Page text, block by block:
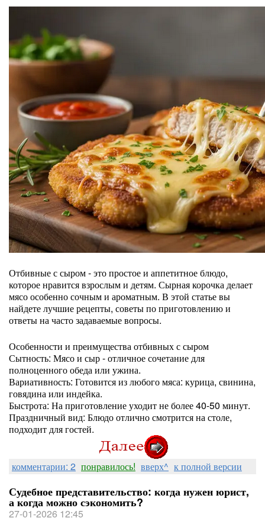
Отбивные с сыром - это простое и аппетитное блюдо,
которое нравится взрослым и детям. Сырная корочка делает
мясо особенно сочным и ароматным. В этой статье вы
найдете лучшие рецепты, советы по приготовлению и
ответы на часто задаваемые вопросы.
Особенности и преимущества отбивных с сыром
Сытность: Мясо и сыр - отличное сочетание для
полноценного обеда или ужина.
Вариативность: Готовится из любого мяса: курица, свинина,
говядина или индейка.
Быстрота: На приготовление уходит не более 40-50 минут.
Праздничный вид: Блюдо отлично смотрится на столе,
подходит для гостей.
комментарии: 2 понравилось! вверх^ к полной версии
Судебное представительство: когда нужен юрист,
а когда можно сэкономить?
27-01-2026 12:45